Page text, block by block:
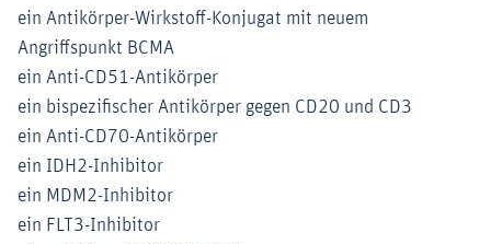
ein Antikörper-Wirkstoff-Konjugat mit neuem
Angriffspunkt BCMA
ein Anti-CD51-Antikörper
ein bispezifischer Antikörper gegen CD20 und CD3
ein Anti-CD70-Antikörper
ein IDH2-Inhibitor
ein MDM2-Inhibitor
ein FLT3-Inhibitor